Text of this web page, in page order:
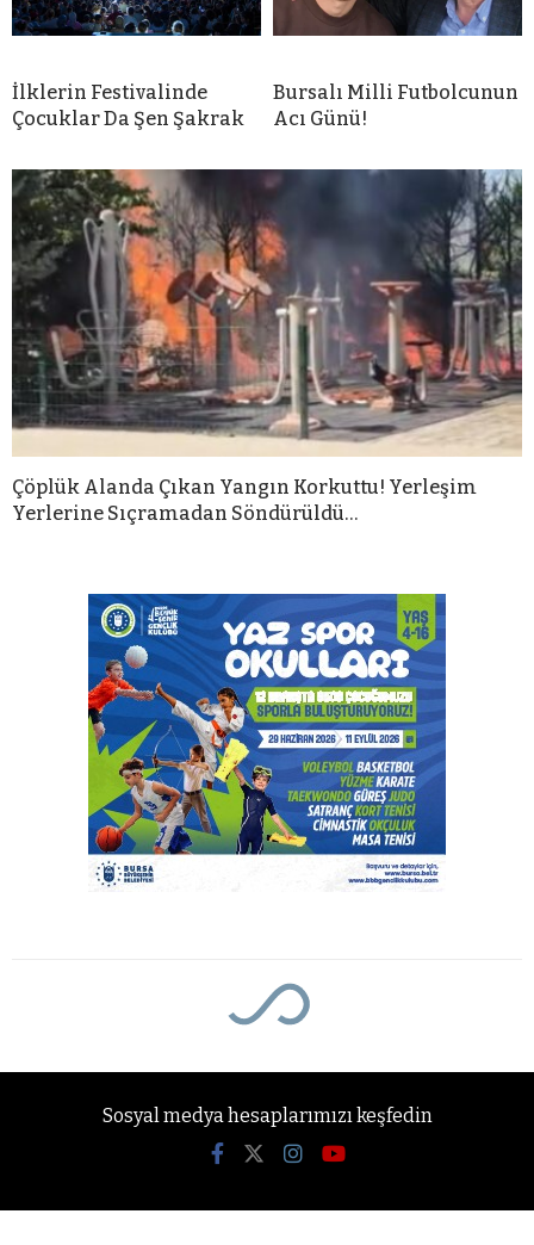
İlklerin Festivalinde
Çocuklar Da Şen Şakrak
Bursalı Milli Futbolcunun
Acı Günü!
Çöplük Alanda Çıkan Yangın Korkuttu! Yerleşim
Yerlerine Sıçramadan Söndürüldü…
Sosyal medya hesaplarımızı keşfedin